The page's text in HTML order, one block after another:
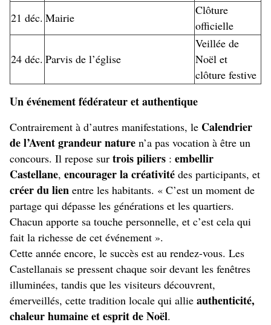
21 déc. Mairie
Clôture
officielle
24 déc. Parvis de l’église
Veillée de
Noël et
clôture festive
Un événement fédérateur et authentique
Contrairement à d’autres manifestations, le Calendrier
de l’Avent grandeur nature n’a pas vocation à être un
concours. Il repose sur trois piliers : embellir
Castellane, encourager la créativité des participants, et
créer du lien entre les habitants. « C’est un moment de
partage qui dépasse les générations et les quartiers.
Chacun apporte sa touche personnelle, et c’est cela qui
fait la richesse de cet événement ».
Cette année encore, le succès est au rendez-vous. Les
Castellanais se pressent chaque soir devant les fenêtres
illuminées, tandis que les visiteurs découvrent,
émerveillés, cette tradition locale qui allie authenticité,
chaleur humaine et esprit de Noël.